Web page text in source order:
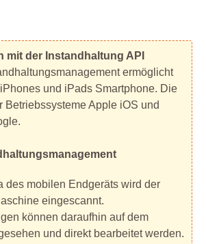
mit der Instandhaltung API
ermöglicht
und iPads Smartphone. Die
Betriebssysteme Apple iOS und
des mobilen Endgeräts wird der
eingescannt.
können daraufhin auf dem
und direkt bearbeitet werden.